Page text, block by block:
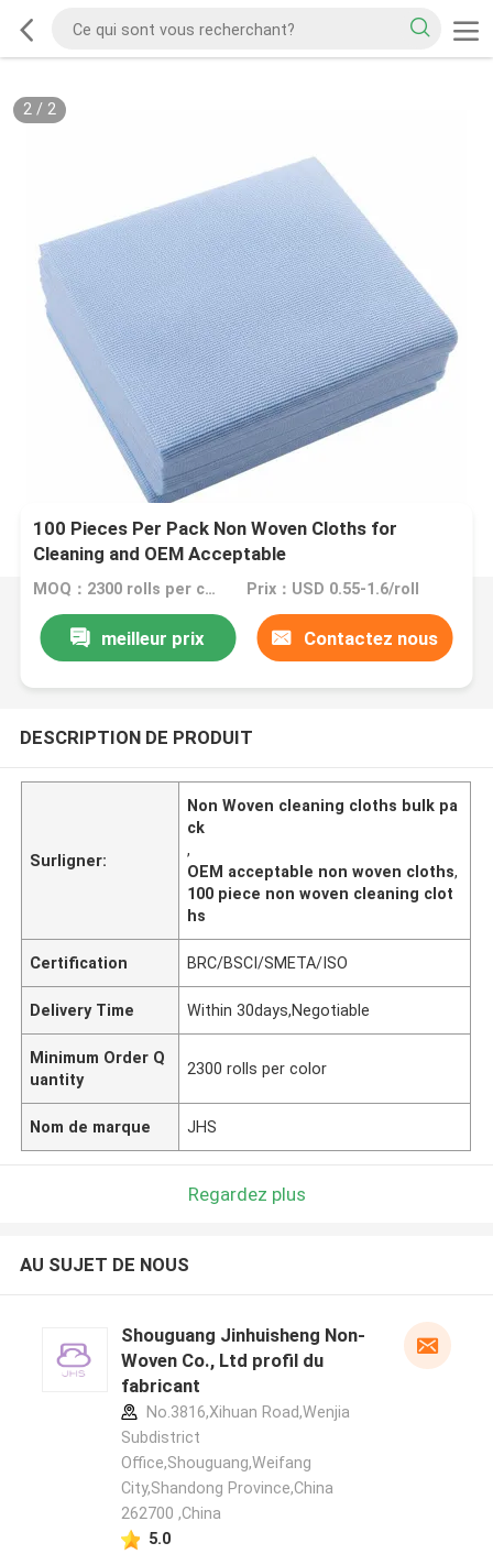
2/ 2
100 Pieces Per Pack Non Woven Cloths for
Cleaning and OEM Acceptable
MOQ：2300 rolls per color Prix：USD 0.55-1.6/roll
meilleur prix Contactez nous
DESCRIPTION DE PRODUIT
Surligner:
Non Woven cleaning cloths bulk pa
ck
,
OEM acceptable non woven cloths,
100 piece non woven cleaning clot
hs
Certification BRC/BSCI/SMETA/ISO
Delivery Time Within 30days,Negotiable
Minimum Order Q
uantity
2300 rolls per color
Nom de marque JHS
Regardez plus
AU SUJET DE NOUS
Shouguang Jinhuisheng Non-
Woven Co., Ltd profil du
fabricant
No.3816,Xihuan Road,Wenjia
Subdistrict
Office,Shouguang,Weifang
City,Shandong Province,China
262700 ,China
5.0